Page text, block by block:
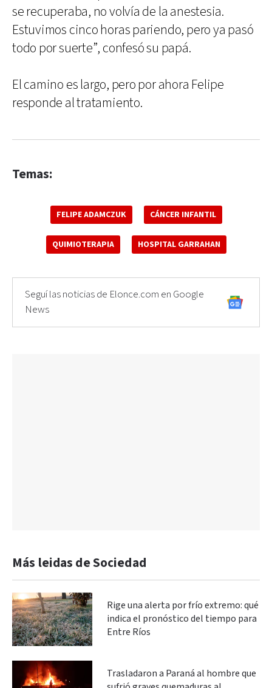
se recuperaba, no volvía de la anestesia.
Estuvimos cinco horas pariendo, pero ya pasó
todo por suerte”, confesó su papá.
El camino es largo, pero por ahora Felipe
responde al tratamiento.
Temas:
FELIPE ADAMCZUK CÁNCER INFANTIL
QUIMIOTERAPIA HOSPITAL GARRAHAN
Seguí las noticias de Elonce.com en Google
News
Más leidas de Sociedad
Rige una alerta por frío extremo: qué
indica el pronóstico del tiempo para
Entre Ríos
Trasladaron a Paraná al hombre que